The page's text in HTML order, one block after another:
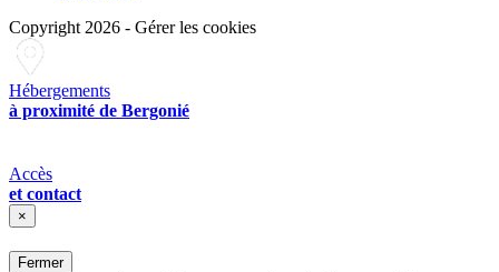
Copyright 2026 - Gérer les cookies
Hébergements
à proximité de Bergonié
Accès
et contact
×
Fermer